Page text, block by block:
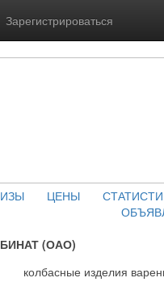
Зарегистрироваться
ЦЕНЫ
(ОАО)
колбасные изделия